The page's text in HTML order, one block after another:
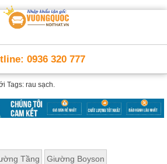
0936 320 777
Tags: rau sạch.
Tầng Giường Boyson